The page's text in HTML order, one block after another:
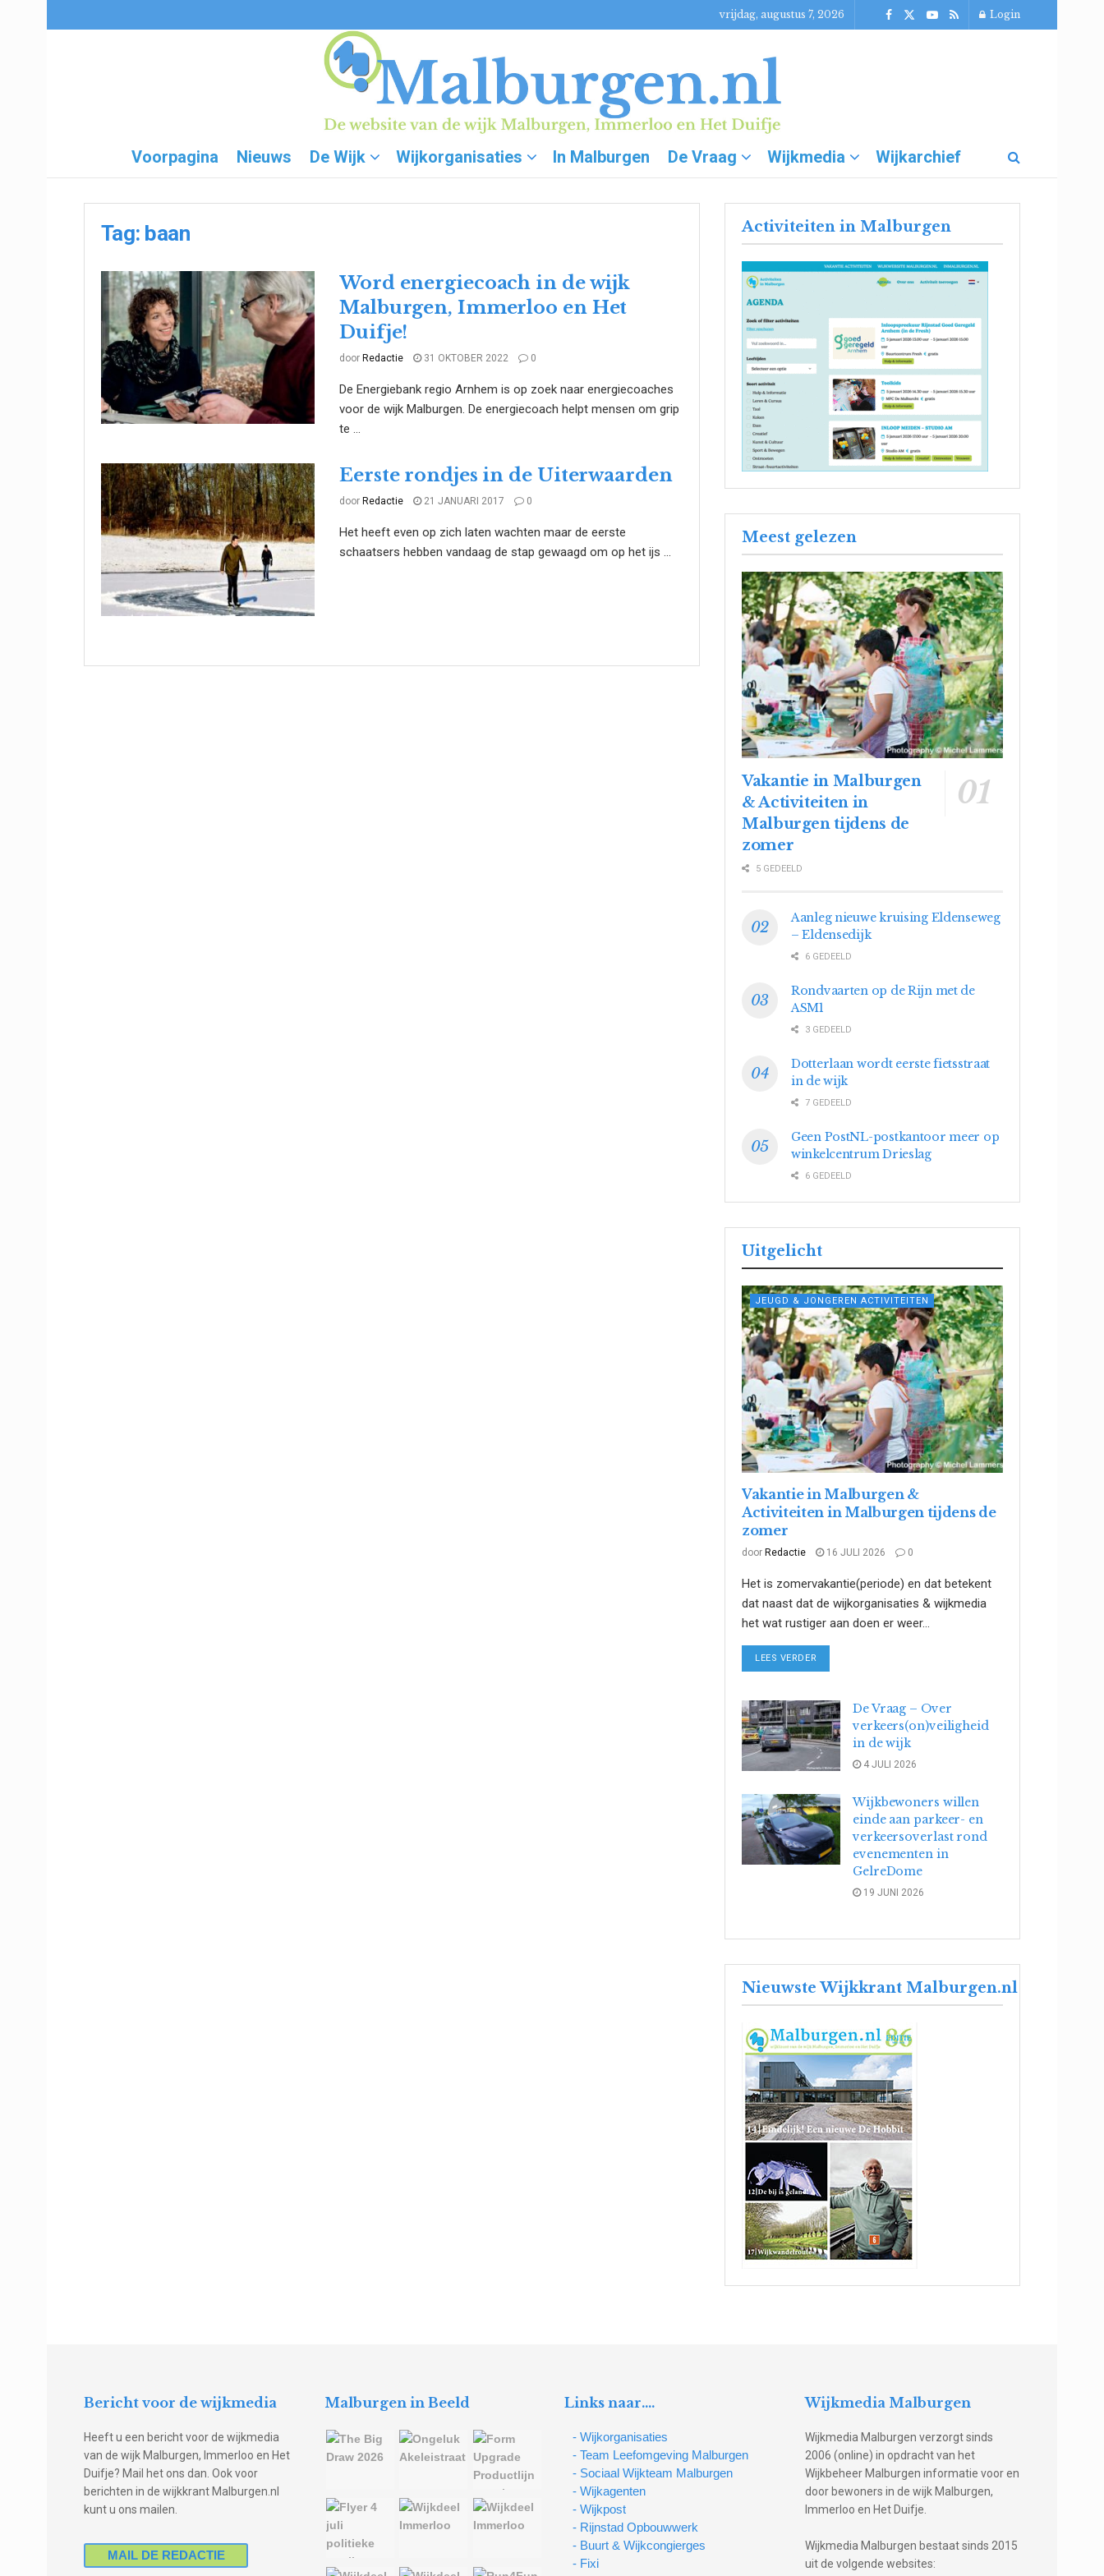
vrijdag, augustus 7, 2026 Login
Voorpagina Nieuws De Wijk Wijkorganisaties In Malburgen De Vraag Wijkmedia Wijkarchief
Tag: baan
Word energiecoach in de wijk
Malburgen, Immerloo en Het
Duifje!
door Redactie 31 OKTOBER 2022 0
De Energiebank regio Arnhem is op zoek naar energiecoaches
voor de wijk Malburgen. De energiecoach helpt mensen om grip
te ...
Eerste rondjes in de Uiterwaarden
door Redactie 21 JANUARI 2017 0
Het heeft even op zich laten wachten maar de eerste
schaatsers hebben vandaag de stap gewaagd om op het ijs ...
Activiteiten in Malburgen
Meest gelezen
Vakantie in Malburgen
& Activiteiten in
Malburgen tijdens de
zomer
5 GEDEELD
Aanleg nieuwe kruising Eldenseweg
– Eldensedijk
6 GEDEELD
Rondvaarten op de Rijn met de
ASM1
3 GEDEELD
Dotterlaan wordt eerste fietsstraat
in de wijk
7 GEDEELD
Geen PostNL-postkantoor meer op
winkelcentrum Drieslag
6 GEDEELD
Uitgelicht
JEUGD & JONGEREN ACTIVITEITEN
Vakantie in Malburgen &
Activiteiten in Malburgen tijdens de
zomer
door Redactie 16 JULI 2026 0
Het is zomervakantie(periode) en dat betekent
dat naast dat de wijkorganisaties & wijkmedia
het wat rustiger aan doen er weer...
LEES VERDER
De Vraag – Over
verkeers(on)veiligheid
in de wijk
4 JULI 2026
Wijkbewoners willen
einde aan parkeer- en
verkeersoverlast rond
evenementen in
GelreDome
19 JUNI 2026
Nieuwste Wijkkrant Malburgen.nl
Bericht voor de wijkmedia
Heeft u een bericht voor de wijkmedia
van de wijk Malburgen, Immerloo en Het
Duifje? Mail het ons dan. Ook voor
berichten in de wijkkrant Malburgen.nl
kunt u ons mailen.
MAIL DE REDACTIE
Malburgen in Beeld Links naar….
- Wijkorganisaties
- Team Leefomgeving Malburgen
- Sociaal Wijkteam Malburgen
- Wijkagenten
- Wijkpost
- Rijnstad Opbouwwerk
- Buurt & Wijkcongierges
- Fixi
Wijkmedia Malburgen
Wijkmedia Malburgen verzorgt sinds
2006 (online) in opdracht van het
Wijkbeheer Malburgen informatie voor en
door bewoners in de wijk Malburgen,
Immerloo en Het Duifje.
Wijkmedia Malburgen bestaat sinds 2015
uit de volgende websites: